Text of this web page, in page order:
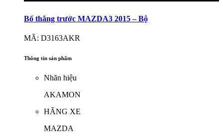
Bố thắng trước MAZDA3 2015 – Bộ
MÃ: D3163AKR
Thông tin sản phẩm
Nhãn hiệu
AKAMON
HÃNG XE
MAZDA